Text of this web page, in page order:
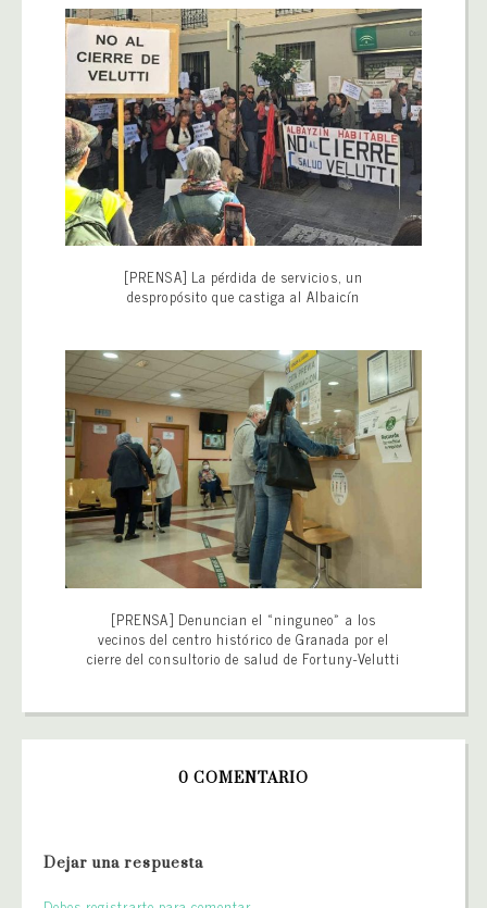
[PRENSA] La pérdida de servicios, un
despropósito que castiga al Albaicín
[PRENSA] Denuncian el «ninguneo» a los
vecinos del centro histórico de Granada por el
cierre del consultorio de salud de Fortuny-Velutti
0 COMENTARIO
Dejar una respuesta